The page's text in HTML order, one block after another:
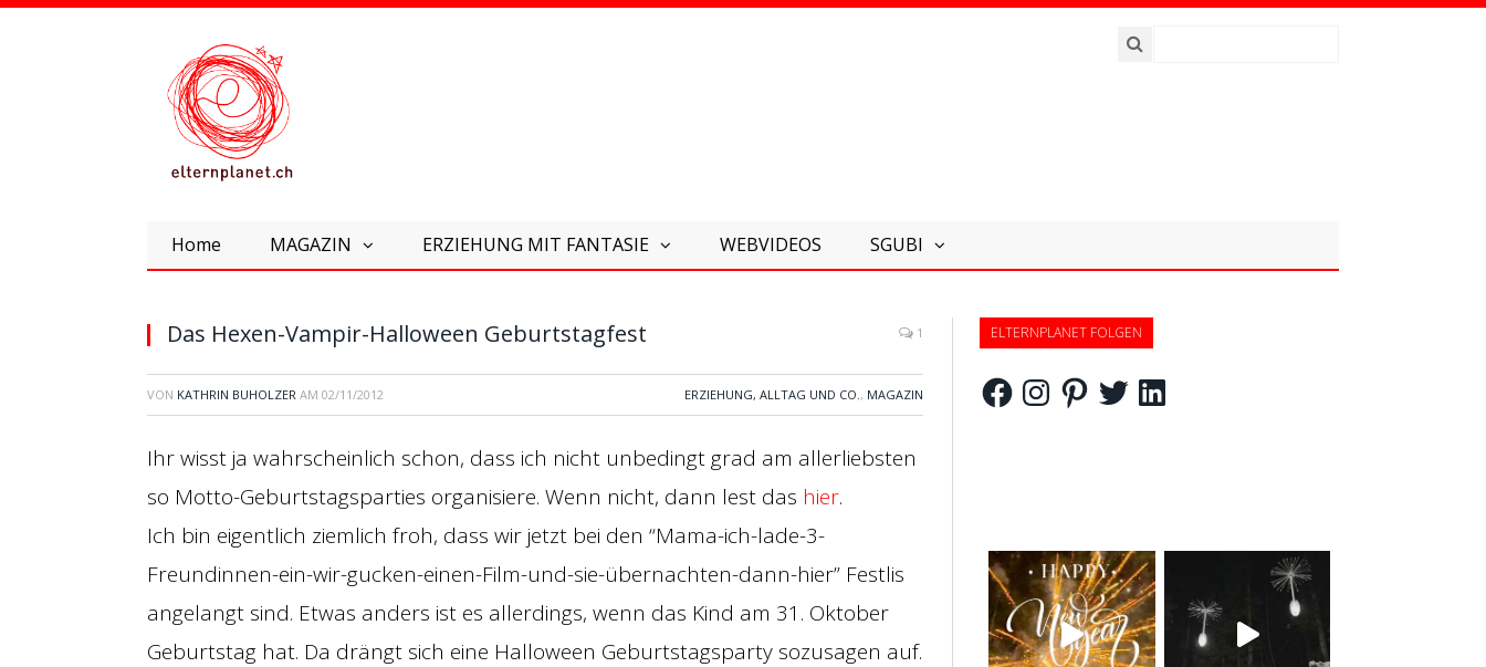
Home MAGAZIN ERZIEHUNG MIT FANTASIE WEBVIDEOS SGUBI
Das Hexen-Vampir-Halloween Geburtstagfest 1
VON KATHRIN BUHOLZER AM 02/11/2012 ERZIEHUNG, ALLTAG UND CO., MAGAZIN
Ihr wisst ja wahrscheinlich schon, dass ich nicht unbedingt grad am allerliebsten
so Motto-Geburtstagsparties organisiere. Wenn nicht, dann lest das hier.
Ich bin eigentlich ziemlich froh, dass wir jetzt bei den “Mama-ich-lade-3-
Freundinnen-ein-wir-gucken-einen-Film-und-sie-übernachten-dann-hier” Festlis
angelangt sind. Etwas anders ist es allerdings, wenn das Kind am 31. Oktober
Geburtstag hat. Da drängt sich eine Halloween Geburtstagsparty sozusagen auf.
ELTERNPLANET FOLGEN
FacebookInstagramPinterestTwitterLinkedIn